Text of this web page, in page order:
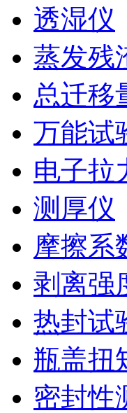
透湿仪
蒸发残
总迁移
万能试
电子拉
测厚仪
摩擦系
剥离强
热封试
瓶盖扭
密封性